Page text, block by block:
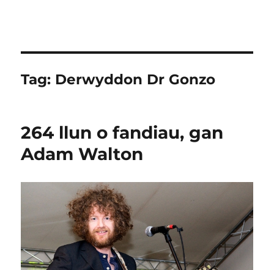
Tag: Derwyddon Dr Gonzo
264 llun o fandiau, gan
Adam Walton